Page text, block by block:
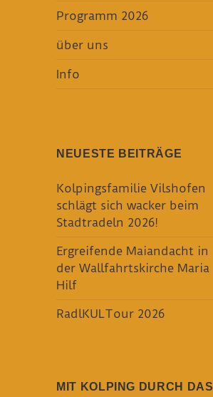
Programm 2026
über uns
Info
NEUESTE BEITRÄGE
Kolpingsfamilie Vilshofen
schlägt sich wacker beim
Stadtradeln 2026!
Ergreifende Maiandacht in
der Wallfahrtskirche Maria
Hilf
RadlKULTour 2026
MIT KOLPING DURCH DAS